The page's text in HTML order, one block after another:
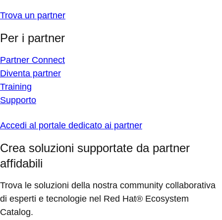
Trova un partner
Per i partner
Partner Connect
Diventa partner
Training
Supporto
Accedi al portale dedicato ai partner
Crea soluzioni supportate da partner
affidabili
Trova le soluzioni della nostra community collaborativa
di esperti e tecnologie nel Red Hat® Ecosystem
Catalog.